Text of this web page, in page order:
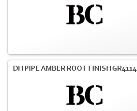
DH PIPE AMBER ROOT FINISH GR4114